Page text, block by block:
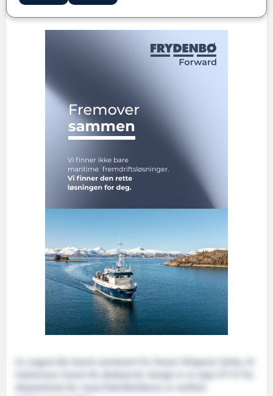
24. august ble Granit overlevert fra Tersan Shipyard, Tyrkia, til
Halstensen Granit AS, Bekkjarvik. Design er av type ST-117 fra